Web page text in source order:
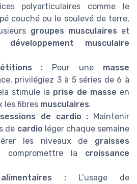
polyarticulaires comme le
couché ou le soulevé de terre,
groupes musculaires et
développement musculaire
: Pour une masse
privilégiez 3 à 5 séries de 6 à
stimule la prise de masse en
les fibres musculaires.
de cardio : Maintenir
de cardio léger chaque semaine
les niveaux de graisses
compromettre la croissance
: L’usage de